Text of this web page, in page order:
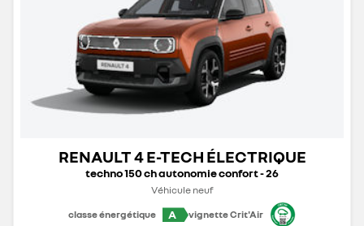
RENAULT 4 E-TECH ÉLECTRIQUE
techno 150 ch autonomie confort - 26
Véhicule neuf
classe énergétique
A vignette Crit'Air